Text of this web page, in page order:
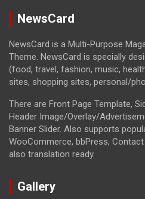
NewsCard
NewsCard is a Multi-Purpose
Theme. NewsCard is specially
(food, travel, fashion, music,
sites, shopping sites, personal/
There are Front Page Template,
Header Image/Overlay/
Banner Slider. Also supports
WooCommerce, bbPress,
also translation ready.
Gallery